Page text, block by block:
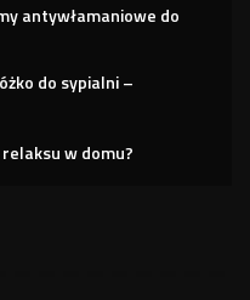
antywłamaniowe do
do sypialni –
w domu?